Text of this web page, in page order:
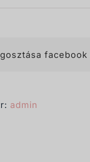
facebook
admin